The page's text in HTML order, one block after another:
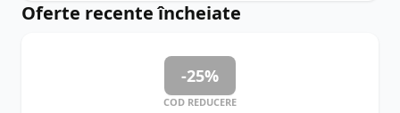
Oferte recente încheiate
-25%
COD REDUCERE